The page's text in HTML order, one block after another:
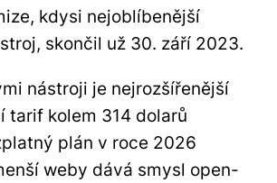
kdysi nejoblíbenější
skončil už 30. září 2023.
nástroji je nejrozšířenější
tarif kolem 314 dolarů
plán v roce 2026
weby dává smysl open-